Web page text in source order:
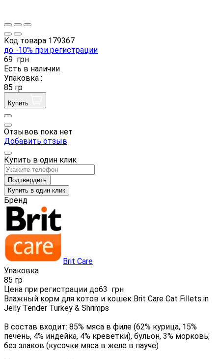
Код товара 179367
до -10% при регистрации
69 грн
Есть в наличии
Упаковка :
85 гр
Купить
Отзывов пока нет
Добавить отзыв
Купить в один клик
Подтвердить
Купить в один клик
Бренд
Brit Care
Упаковка
85 гр
Цена при регистрации до63 грн
Влажный корм для котов и кошек Brit Care Cat Fillets in
Jelly Tender Turkey & Shrimps
В состав входит: 85% мяса в филе (62% курица, 15%
печень, 4% индейка, 4% креветки), бульон, 3% морковь;
без злаков (кусочки мяса в желе в пауче)